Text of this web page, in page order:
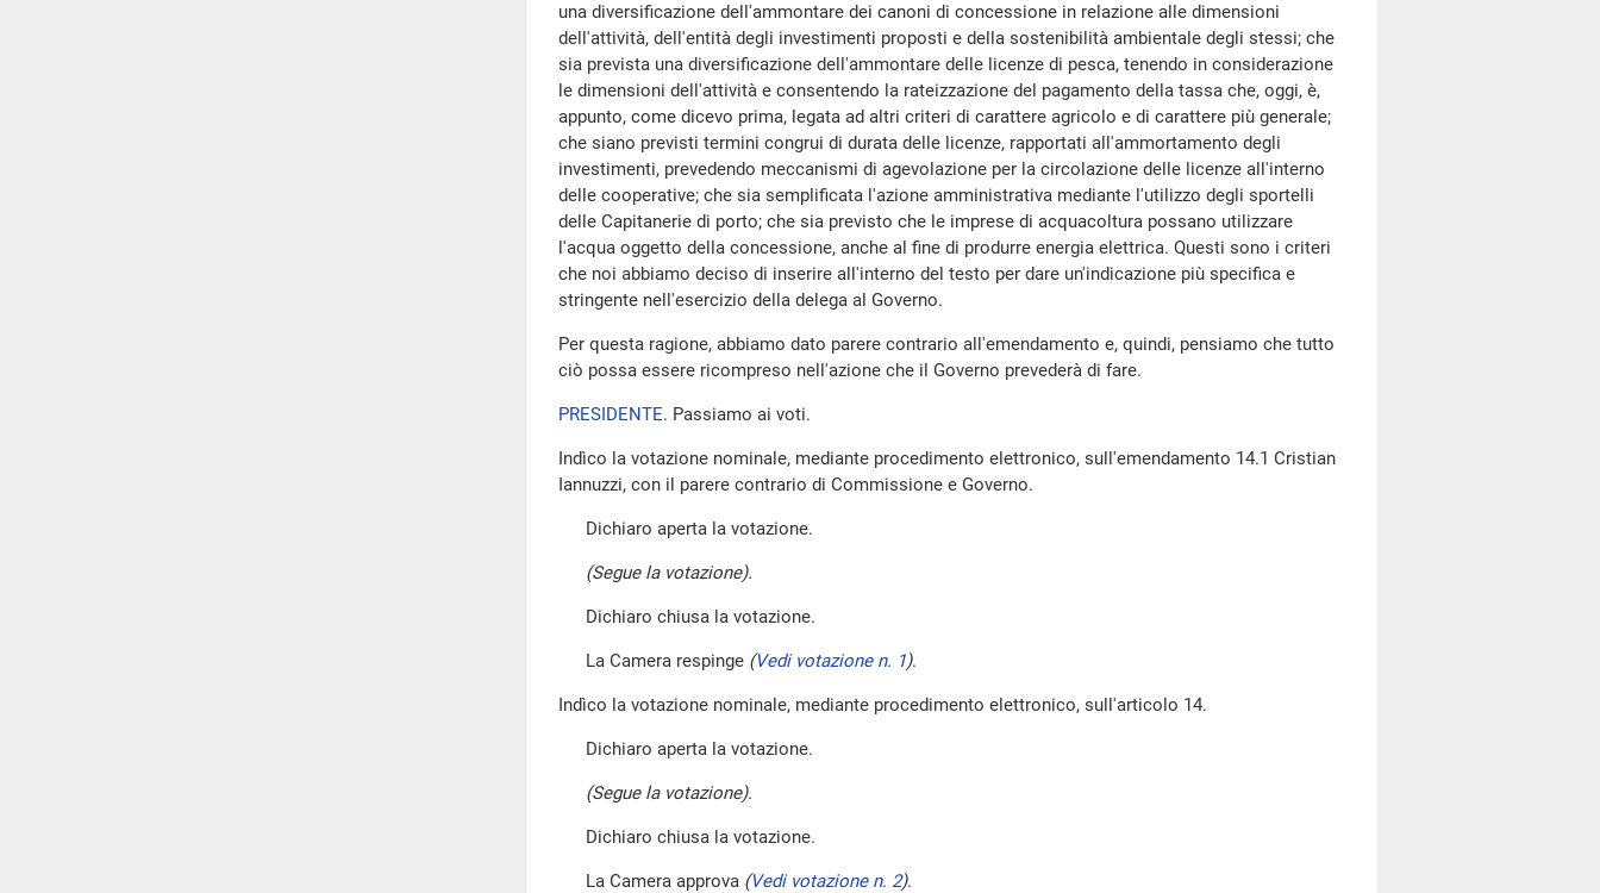
una diversificazione dell'ammontare dei canoni di concessione in relazione alle dimensioni
dell'attività, dell'entità degli investimenti proposti e della sostenibilità ambientale degli stessi; che
sia prevista una diversificazione dell'ammontare delle licenze di pesca, tenendo in considerazione
le dimensioni dell'attività e consentendo la rateizzazione del pagamento della tassa che, oggi, è,
appunto, come dicevo prima, legata ad altri criteri di carattere agricolo e di carattere più generale;
che siano previsti termini congrui di durata delle licenze, rapportati all'ammortamento degli
investimenti, prevedendo meccanismi di agevolazione per la circolazione delle licenze all'interno
delle cooperative; che sia semplificata l'azione amministrativa mediante l'utilizzo degli sportelli
delle Capitanerie di porto; che sia previsto che le imprese di acquacoltura possano utilizzare
l'acqua oggetto della concessione, anche al fine di produrre energia elettrica. Questi sono i criteri
che noi abbiamo deciso di inserire all'interno del testo per dare un'indicazione più specifica e
stringente nell'esercizio della delega al Governo.
Per questa ragione, abbiamo dato parere contrario all'emendamento e, quindi, pensiamo che tutto
ciò possa essere ricompreso nell'azione che il Governo prevederà di fare.
PRESIDENTE. Passiamo ai voti.
Indìco la votazione nominale, mediante procedimento elettronico, sull'emendamento 14.1 Cristian
Iannuzzi, con il parere contrario di Commissione e Governo.
Dichiaro aperta la votazione.
(Segue la votazione).
Dichiaro chiusa la votazione.
La Camera respinge (Vedi votazione n. 1).
Indìco la votazione nominale, mediante procedimento elettronico, sull'articolo 14.
Dichiaro aperta la votazione.
(Segue la votazione).
Dichiaro chiusa la votazione.
La Camera approva (Vedi votazione n. 2).